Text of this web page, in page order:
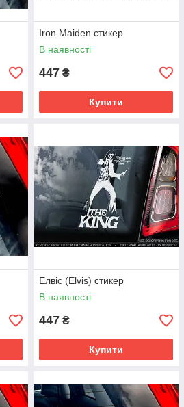
Iron Maiden стикер
В наявності
447 ₴
Купити
Елвіс (Elvis) стикер
В наявності
447 ₴
Купити